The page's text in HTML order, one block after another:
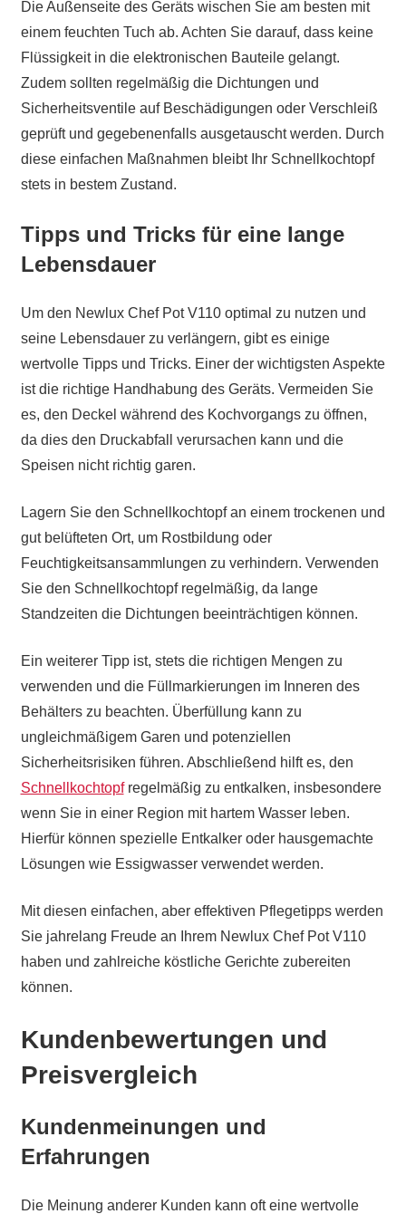
Die Außenseite des Geräts wischen Sie am besten mit
einem feuchten Tuch ab. Achten Sie darauf, dass keine
Flüssigkeit in die elektronischen Bauteile gelangt.
Zudem sollten regelmäßig die Dichtungen und
Sicherheitsventile auf Beschädigungen oder Verschleiß
geprüft und gegebenenfalls ausgetauscht werden. Durch
diese einfachen Maßnahmen bleibt Ihr Schnellkochtopf
stets in bestem Zustand.
Tipps und Tricks für eine lange
Lebensdauer
Um den Newlux Chef Pot V110 optimal zu nutzen und
seine Lebensdauer zu verlängern, gibt es einige
wertvolle Tipps und Tricks. Einer der wichtigsten Aspekte
ist die richtige Handhabung des Geräts. Vermeiden Sie
es, den Deckel während des Kochvorgangs zu öffnen,
da dies den Druckabfall verursachen kann und die
Speisen nicht richtig garen.
Lagern Sie den Schnellkochtopf an einem trockenen und
gut belüfteten Ort, um Rostbildung oder
Feuchtigkeitsansammlungen zu verhindern. Verwenden
Sie den Schnellkochtopf regelmäßig, da lange
Standzeiten die Dichtungen beeinträchtigen können.
Ein weiterer Tipp ist, stets die richtigen Mengen zu
verwenden und die Füllmarkierungen im Inneren des
Behälters zu beachten. Überfüllung kann zu
ungleichmäßigem Garen und potenziellen
Sicherheitsrisiken führen. Abschließend hilft es, den
Schnellkochtopfregelmäßig zu entkalken, insbesondere
wenn Sie in einer Region mit hartem Wasser leben.
Hierfür können spezielle Entkalker oder hausgemachte
Lösungen wie Essigwasser verwendet werden.
Mit diesen einfachen, aber effektiven Pflegetipps werden
Sie jahrelang Freude an Ihrem Newlux Chef Pot V110
haben und zahlreiche köstliche Gerichte zubereiten
können.
Kundenbewertungen und
Preisvergleich
Kundenmeinungen und
Erfahrungen
Die Meinung anderer Kunden kann oft eine wertvolle